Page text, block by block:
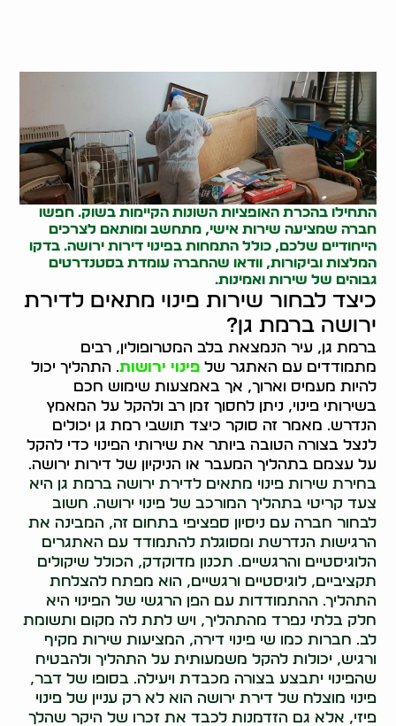
התחילו בהכרת האופציות השונות הקיימות בשוק. חפשו
חברה שמציעה שירות אישי, מתחשב ומותאם לצרכים
הייחודיים שלכם, כולל התמחות בפינוי דירות ירושה. בדקו
המלצות וביקורות, וודאו שהחברה עומדת בסטנדרטים
גבוהים של שירות ואמינות.
כיצד לבחור שירות פינוי מתאים לדירת
ירושה ברמת גן?
ברמת גן, עיר הנמצאת בלב המטרופולין, רבים
מתמודדים עם האתגר שלפינוי ירושות. התהליך יכול
להיות מעמיס וארוך, אך באמצעות שימוש חכם
בשירותי פינוי, ניתן לחסוך זמן רב ולהקל על המאמץ
הנדרש. מאמר זה סוקר כיצד תושבי רמת גן יכולים
לנצל בצורה הטובה ביותר את שירותי הפינוי כדי להקל
על עצמם בתהליך המעבר או הניקיון של דירות ירושה.
בחירת שירות פינוי מתאים לדירת ירושה ברמת גן היא
צעד קריטי בתהליך המורכב של פינוי ירושה. חשוב
לבחור חברה עם ניסיון ספציפי בתחום זה, המבינה את
הרגישות הנדרשת ומסוגלת להתמודד עם האתגרים
הלוגיסטיים והרגשיים. תכנון מדוקדק, הכולל שיקולים
תקציביים, לוגיסטיים ורגשיים, הוא מפתח להצלחת
התהליך. ההתמודדות עם הפן הרגשי של הפינוי היא
חלק בלתי נפרד מהתהליך, ויש לתת לה מקום ותשומת
לב. חברות כמו שי פינוי דירה, המציעות שירות מקיף
ורגיש, יכולות להקל משמעותית על התהליך ולהבטיח
שהפינוי יתבצע בצורה מכבדת ויעילה. בסופו של דבר,
פינוי מוצלח של דירת ירושה הוא לא רק עניין של פינוי
פיזי, אלא גם הזדמנות לכבד את זכרו של היקר שהלך